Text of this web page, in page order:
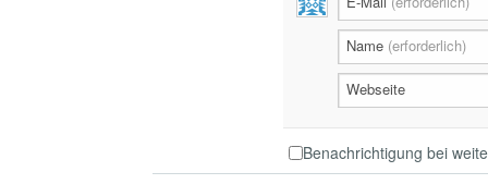
Name (erforderlich)
Webseite
Benachrichtigung bei